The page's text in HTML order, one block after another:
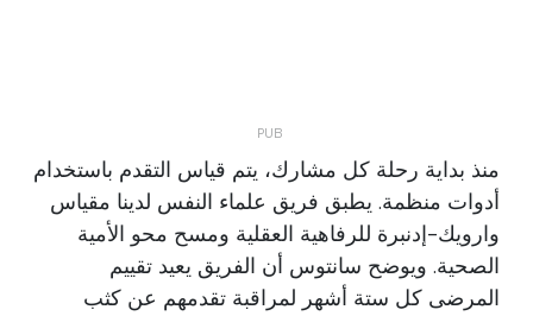
منذ بداية رحلة كل مشارك، يتم قياس التقدم باستخدام
أدوات منظمة. يطبق فريق علماء النفس لدينا مقياس
وارويك-إدنبرة للرفاهية العقلية ومسح محو الأمية
الصحية. ويوضح سانتوس أن الفريق يعيد تقييم
المرضى كل ستة أشهر لمراقبة تقدمهم عن كثب